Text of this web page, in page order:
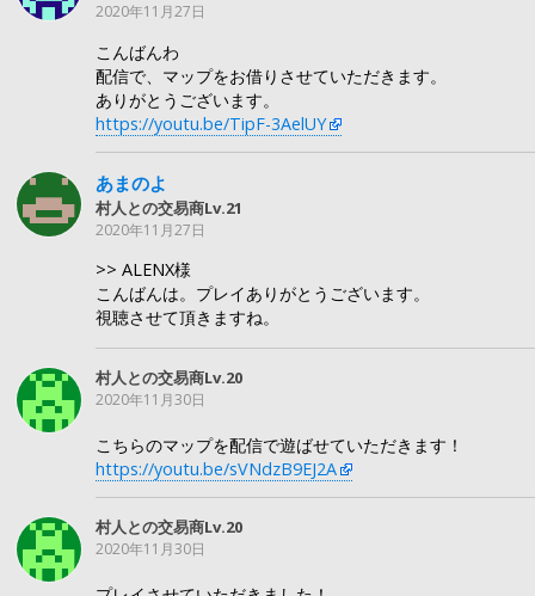
2020年11月27日
こんばんわ
配信で、マップをお借りさせていただきます。
ありがとうございます。
https://youtu.be/TipF-3AelUY
あまのよ
村人との交易商Lv.21
2020年11月27日
>> ALENX様
こんばんは。プレイありがとうございます。
視聴させて頂きますね。
村人との交易商Lv.20
2020年11月30日
こちらのマップを配信で遊ばせていただきます！
https://youtu.be/sVNdzB9EJ2A
村人との交易商Lv.20
2020年11月30日